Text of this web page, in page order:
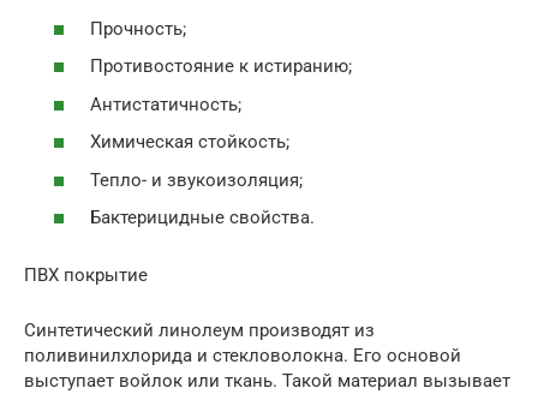
Прочность;
Противостояние к истиранию;
Антистатичность;
Химическая стойкость;
Тепло- и звукоизоляция;
Бактерицидные свойства.
ПВХ покрытие
Синтетический линолеум производят из
поливинилхлорида и стекловолокна. Его основой
выступает войлок или ткань. Такой материал вызывает